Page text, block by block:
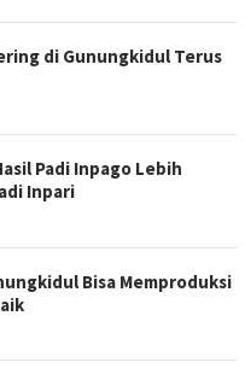
di Gunungkidul Terus
Padi Inpago Lebih
Inpari
Bisa Memproduksi